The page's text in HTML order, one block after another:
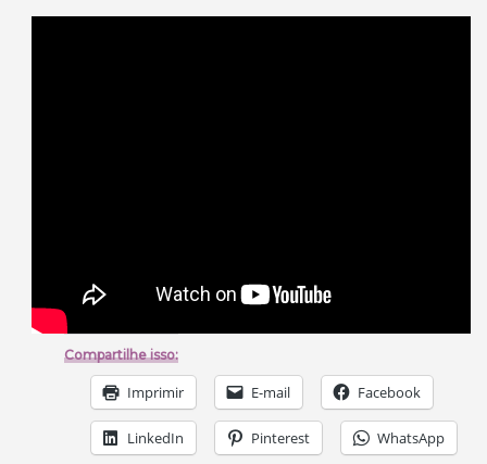
Compartilhe isso:
Imprimir E-mail Facebook
LinkedIn Pinterest WhatsApp